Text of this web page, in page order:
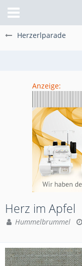
Herzerlparade
Anzeige:
Herz im Apfel
Hummelbrummel